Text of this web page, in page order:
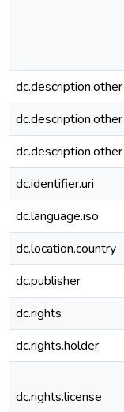
dc.description.other
dc.description.other
dc.description.other
dc.identifier.uri
dc.language.iso
dc.location.country
dc.publisher
dc.rights
dc.rights.holder
dc.rights.license